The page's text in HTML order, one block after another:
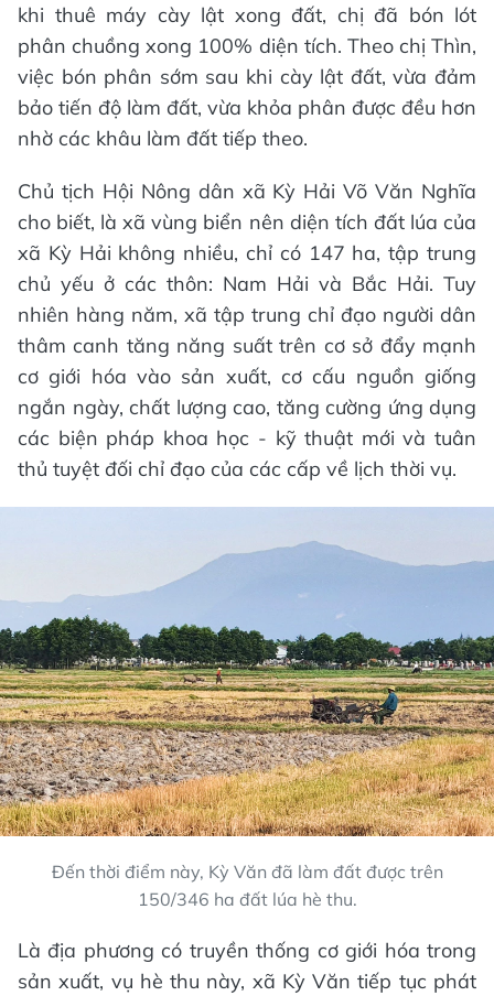
khi thuê máy cày lật xong đất, chị đã bón lót
phân chuồng xong 100% diện tích. Theo chị Thìn,
việc bón phân sớm sau khi cày lật đất, vừa đảm
bảo tiến độ làm đất, vừa khỏa phân được đều hơn
nhờ các khâu làm đất tiếp theo.
Chủ tịch Hội Nông dân xã Kỳ Hải Võ Văn Nghĩa
cho biết, là xã vùng biển nên diện tích đất lúa của
xã Kỳ Hải không nhiều, chỉ có 147 ha, tập trung
chủ yếu ở các thôn: Nam Hải và Bắc Hải. Tuy
nhiên hàng năm, xã tập trung chỉ đạo người dân
thâm canh tăng năng suất trên cơ sở đẩy mạnh
cơ giới hóa vào sản xuất, cơ cấu nguồn giống
ngắn ngày, chất lượng cao, tăng cường ứng dụng
các biện pháp khoa học - kỹ thuật mới và tuân
thủ tuyệt đối chỉ đạo của các cấp về lịch thời vụ.
Đến thời điểm này, Kỳ Văn đã làm đất được trên
150/346 ha đất lúa hè thu.
Là địa phương có truyền thống cơ giới hóa trong
sản xuất, vụ hè thu này, xã Kỳ Văn tiếp tục phát